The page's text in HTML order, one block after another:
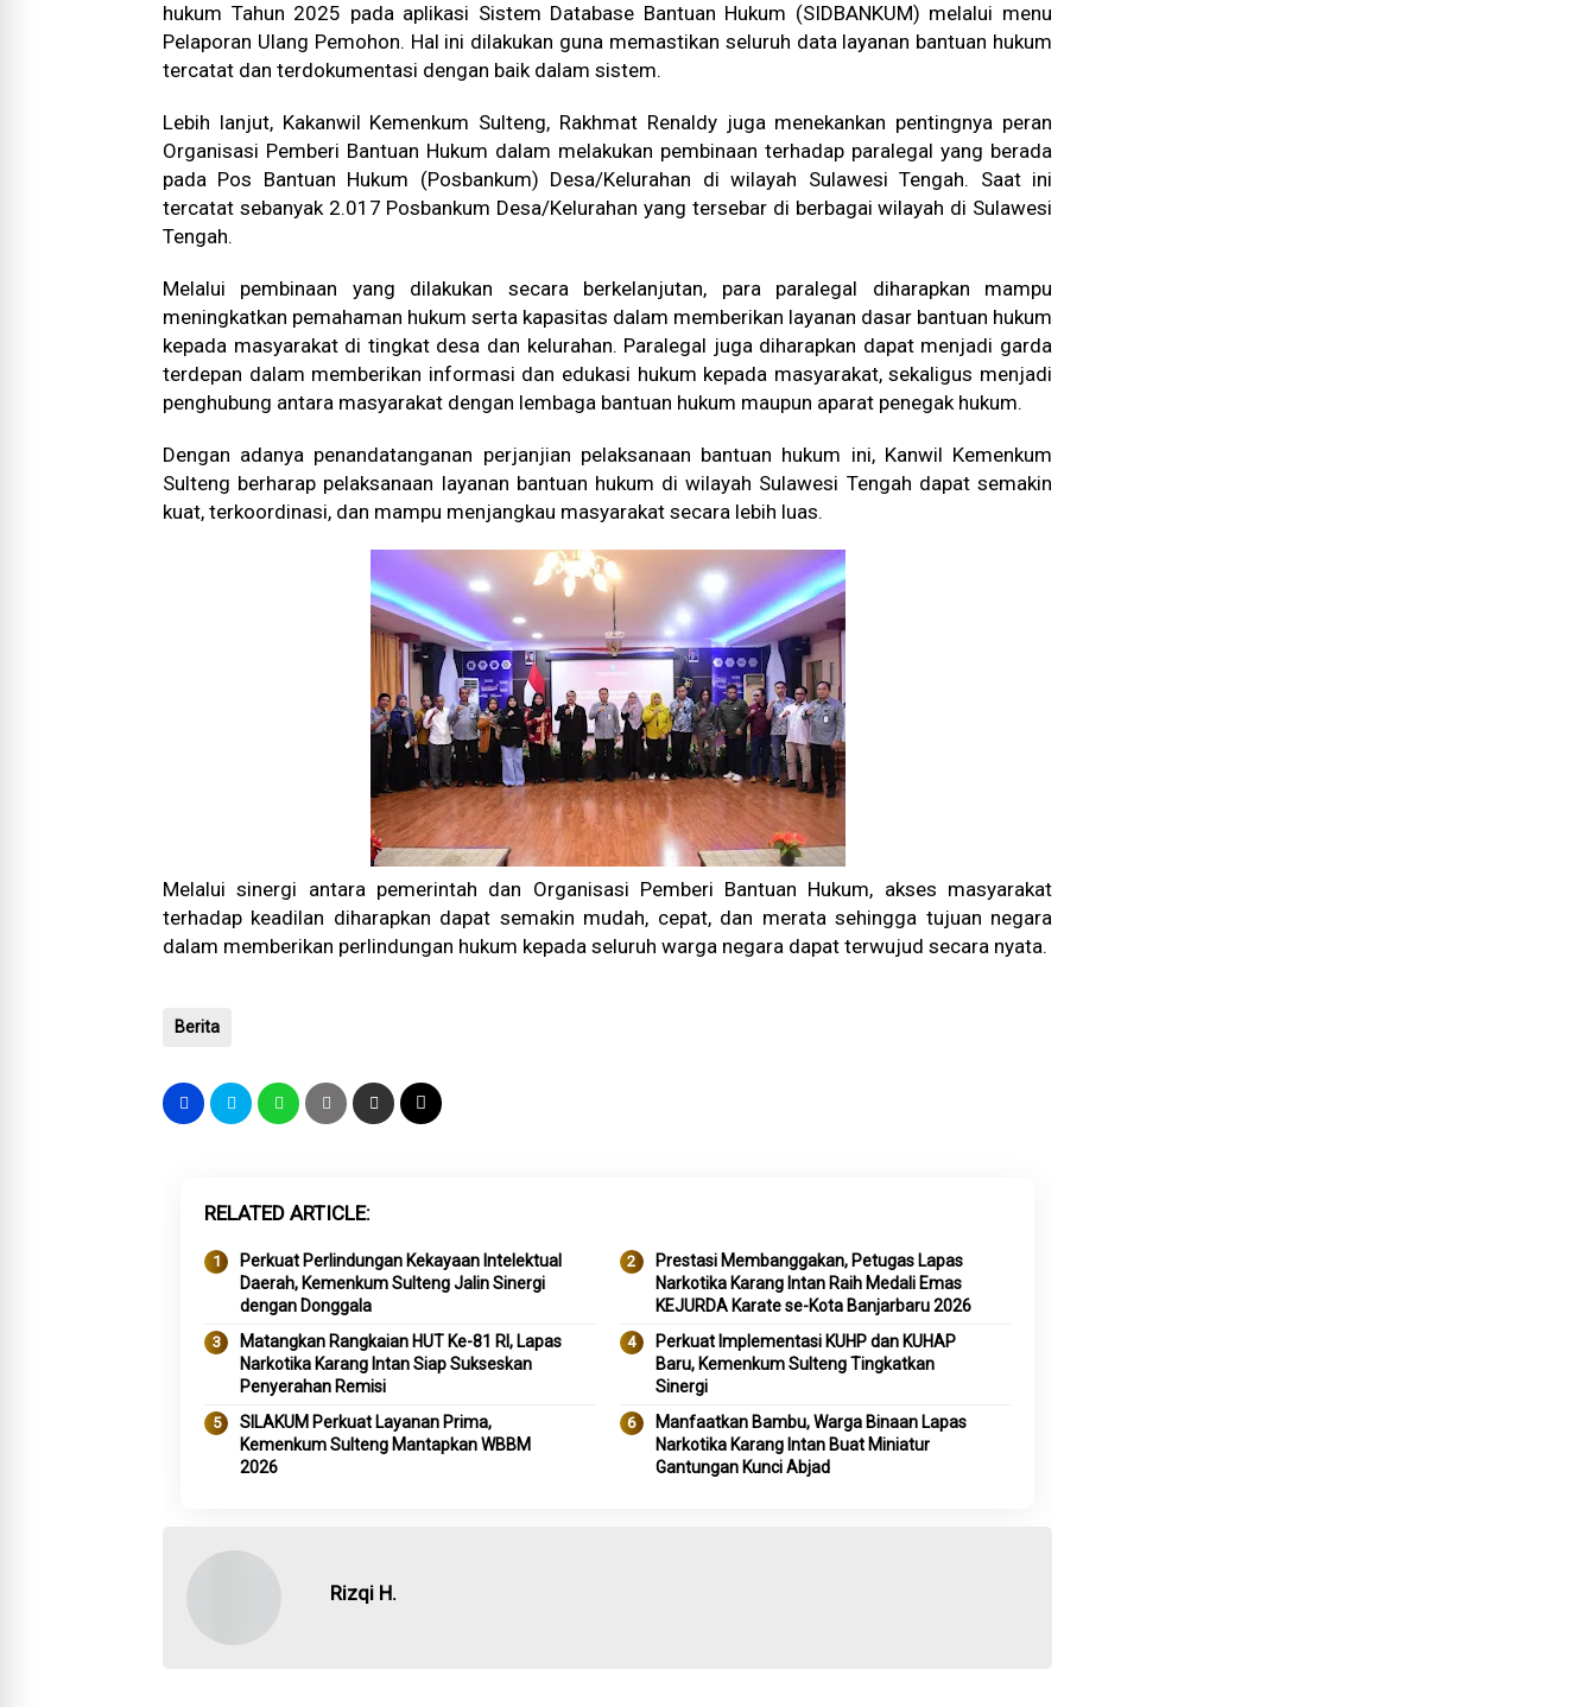
hukum Tahun 2025 pada aplikasi Sistem Database Bantuan Hukum (SIDBANKUM) melalui menu
Pelaporan Ulang Pemohon. Hal ini dilakukan guna memastikan seluruh data layanan bantuan hukum
tercatat dan terdokumentasi dengan baik dalam sistem.
Lebih lanjut, Kakanwil Kemenkum Sulteng, Rakhmat Renaldy juga menekankan pentingnya peran
Organisasi Pemberi Bantuan Hukum dalam melakukan pembinaan terhadap paralegal yang berada
pada Pos Bantuan Hukum (Posbankum) Desa/Kelurahan di wilayah Sulawesi Tengah. Saat ini
tercatat sebanyak 2.017 Posbankum Desa/Kelurahan yang tersebar di berbagai wilayah di Sulawesi
Tengah.
Melalui pembinaan yang dilakukan secara berkelanjutan, para paralegal diharapkan mampu
meningkatkan pemahaman hukum serta kapasitas dalam memberikan layanan dasar bantuan hukum
kepada masyarakat di tingkat desa dan kelurahan. Paralegal juga diharapkan dapat menjadi garda
terdepan dalam memberikan informasi dan edukasi hukum kepada masyarakat, sekaligus menjadi
penghubung antara masyarakat dengan lembaga bantuan hukum maupun aparat penegak hukum.
Dengan adanya penandatanganan perjanjian pelaksanaan bantuan hukum ini, Kanwil Kemenkum
Sulteng berharap pelaksanaan layanan bantuan hukum di wilayah Sulawesi Tengah dapat semakin
kuat, terkoordinasi, dan mampu menjangkau masyarakat secara lebih luas.
Melalui sinergi antara pemerintah dan Organisasi Pemberi Bantuan Hukum, akses masyarakat
terhadap keadilan diharapkan dapat semakin mudah, cepat, dan merata sehingga tujuan negara
dalam memberikan perlindungan hukum kepada seluruh warga negara dapat terwujud secara nyata.
Berita
RELATED ARTICLE
Perkuat Perlindungan Kekayaan Intelektual
Daerah, Kemenkum Sulteng Jalin Sinergi
dengan Donggala
Prestasi Membanggakan, Petugas Lapas
Narkotika Karang Intan Raih Medali Emas
KEJURDA Karate se-Kota Banjarbaru 2026
Matangkan Rangkaian HUT Ke-81 RI, Lapas
Narkotika Karang Intan Siap Sukseskan
Penyerahan Remisi
Perkuat Implementasi KUHP dan KUHAP
Baru, Kemenkum Sulteng Tingkatkan
Sinergi
SILAKUM Perkuat Layanan Prima,
Kemenkum Sulteng Mantapkan WBBM
2026
Manfaatkan Bambu, Warga Binaan Lapas
Narkotika Karang Intan Buat Miniatur
Gantungan Kunci Abjad
Rizqi H.